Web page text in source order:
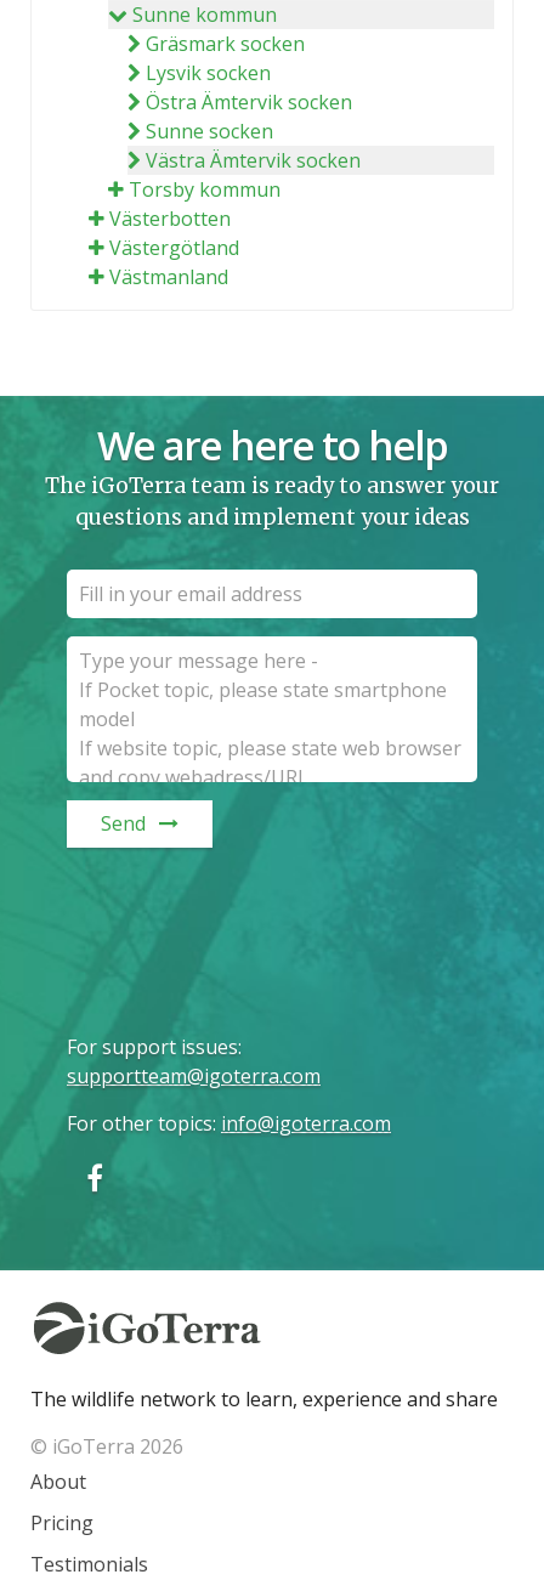
Sunne kommun
Gräsmark socken
Lysvik socken
Östra Ämtervik socken
Sunne socken
Västra Ämtervik socken
Torsby kommun
Västerbotten
Västergötland
Västmanland
We are here to help
The iGoTerra team is ready to answer your
questions and implement your ideas
Send
For support issues:
supportteam@igoterra.com
For other topics: info@igoterra.com
The wildlife network to learn, experience and share
© iGoTerra 2026
About
Pricing
Testimonials